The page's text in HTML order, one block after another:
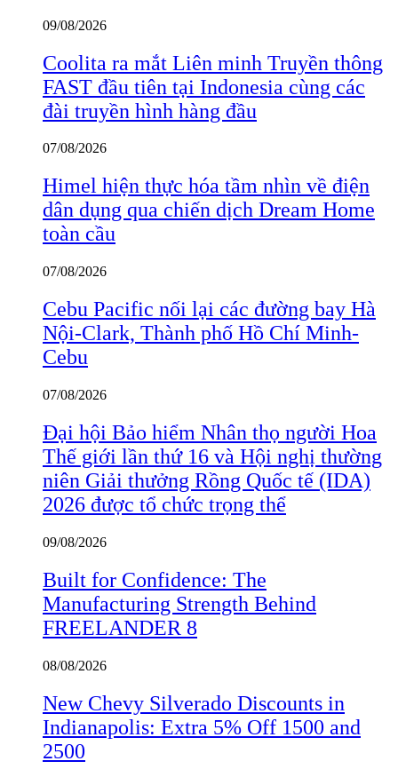
09/08/2026
Coolita ra mắt Liên minh Truyền thông
FAST đầu tiên tại Indonesia cùng các
đài truyền hình hàng đầu
07/08/2026
Himel hiện thực hóa tầm nhìn về điện
dân dụng qua chiến dịch Dream Home
toàn cầu
07/08/2026
Cebu Pacific nối lại các đường bay Hà
Nội-Clark, Thành phố Hồ Chí Minh-
Cebu
07/08/2026
Đại hội Bảo hiểm Nhân thọ người Hoa
Thế giới lần thứ 16 và Hội nghị thường
niên Giải thưởng Rồng Quốc tế (IDA)
2026 được tổ chức trọng thể
09/08/2026
Built for Confidence: The
Manufacturing Strength Behind
FREELANDER 8
08/08/2026
New Chevy Silverado Discounts in
Indianapolis: Extra 5% Off 1500 and
2500